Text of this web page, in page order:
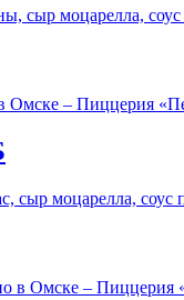
сыр моцарелла, соус
сыр моцарелла, соус